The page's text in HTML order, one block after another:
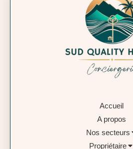
Accueil
A propos
Nos secteurs
Propriétaire